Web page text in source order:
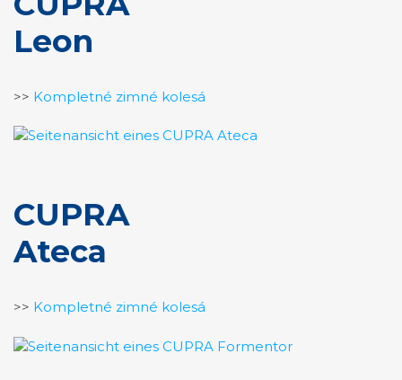
Leon
>> Kompletné zimné kolesá
CUPRA
Ateca
>> Kompletné zimné kolesá